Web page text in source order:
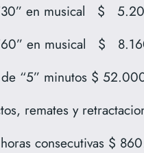
en musical $
en musical $
“5” minutos $
remates y
consecutivas $